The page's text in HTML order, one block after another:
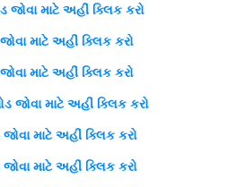
જોવા માટે અહીં ક્લિક કરો
જોવા માટે અહીં ક્લિક કરો
જોવા માટે અહીં ક્લિક કરો
જોવા માટે અહીં ક્લિક કરો
જોવા માટે અહીં ક્લિક કરો
જોવા માટે અહીં ક્લિક કરો